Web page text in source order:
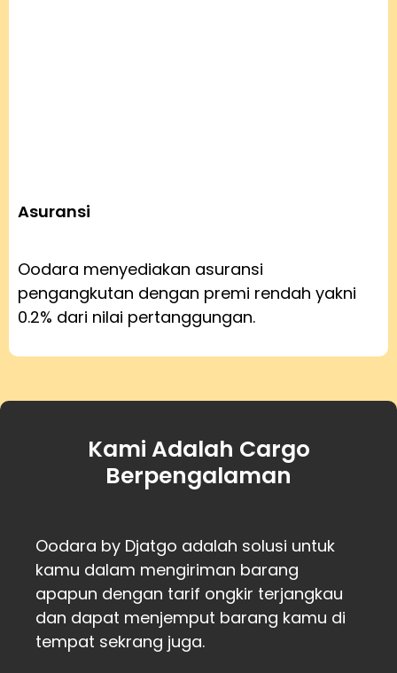
Asuransi
Oodara menyediakan asuransi
pengangkutan dengan premi rendah yakni
0.2% dari nilai pertanggungan.
Kami Adalah Cargo
Berpengalaman
Oodara by Djatgo adalah solusi untuk
kamu dalam mengiriman barang
apapun dengan tarif ongkir terjangkau
dan dapat menjemput barang kamu di
tempat sekrang juga.